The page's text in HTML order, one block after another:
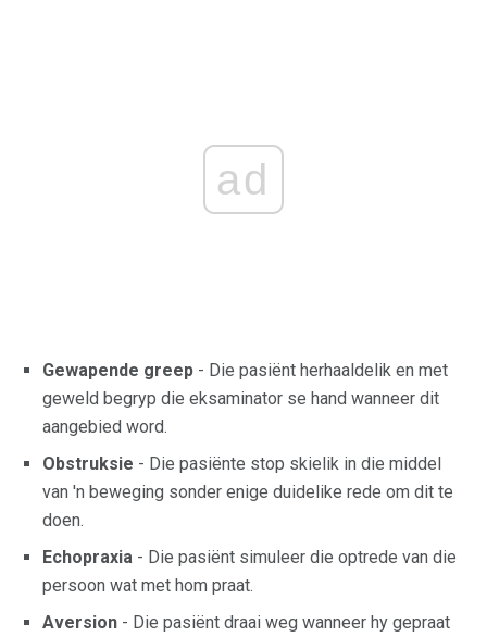
ad
Gewapende greep - Die pasiënt herhaaldelik en met
geweld begryp die eksaminator se hand wanneer dit
aangebied word.
Obstruksie - Die pasiënte stop skielik in die middel
van 'n beweging sonder enige duidelike rede om dit te
doen.
Echopraxia - Die pasiënt simuleer die optrede van die
persoon wat met hom praat.
Aversion - Die pasiënt draai weg wanneer hy gepraat